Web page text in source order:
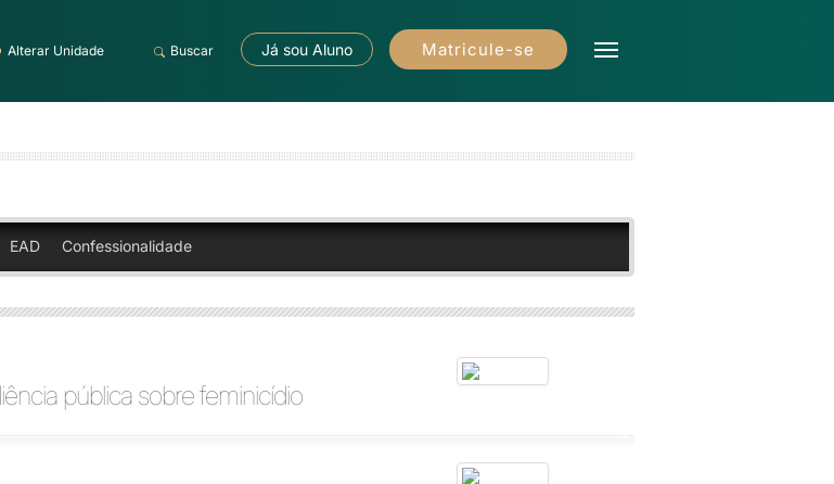
Alterar Unidade Buscar Já sou Aluno Matricule-se
EAD Confessionalidade
pública sobre feminicídio